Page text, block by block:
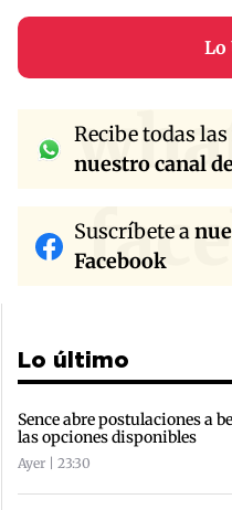
Lo
Recibe todas
nuestro canal
Suscríbete a
Facebook
Lo último
Sence abre postulaciones a
las opciones disponibles
Ayer | 23:30